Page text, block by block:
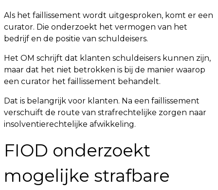
Als het faillissement wordt uitgesproken, komt er een
curator. Die onderzoekt het vermogen van het
bedrijf en de positie van schuldeisers.
Het OM schrijft dat klanten schuldeisers kunnen zijn,
maar dat het niet betrokken is bij de manier waarop
een curator het faillissement behandelt.
Dat is belangrijk voor klanten. Na een faillissement
verschuift de route van strafrechtelijke zorgen naar
insolventierechtelijke afwikkeling.
FIOD onderzoekt
mogelijke strafbare